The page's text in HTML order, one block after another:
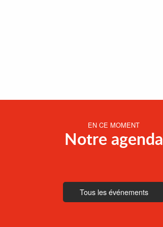
EN CE MOMENT
Notre agenda
Tous les événements